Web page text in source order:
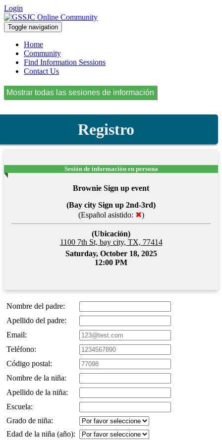
Login
Toggle navigation
Home
Community
Find Information Sessions
Contact Us
Registro
Sesión de información en persona
Brownie Sign up event
(Bay city Sign up 2nd-3rd)
(Español asistido: ✖)
(Ubicación)
1100 7th St, bay city, TX, 77414
Saturday, October 18, 2025
12:00 PM
Nombre del padre:
Apellido del padre:
Email:
Teléfono:
Código postal:
Nombre de la niña:
Apellido de la niña:
Escuela:
Grado de niña:
Edad de la niña (año):